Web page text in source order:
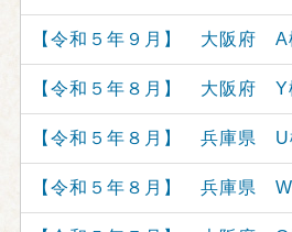
【令和５年９月】 大阪府 A
【令和５年８月】 大阪府 Y
【令和５年８月】 兵庫県 U
【令和５年８月】 兵庫県